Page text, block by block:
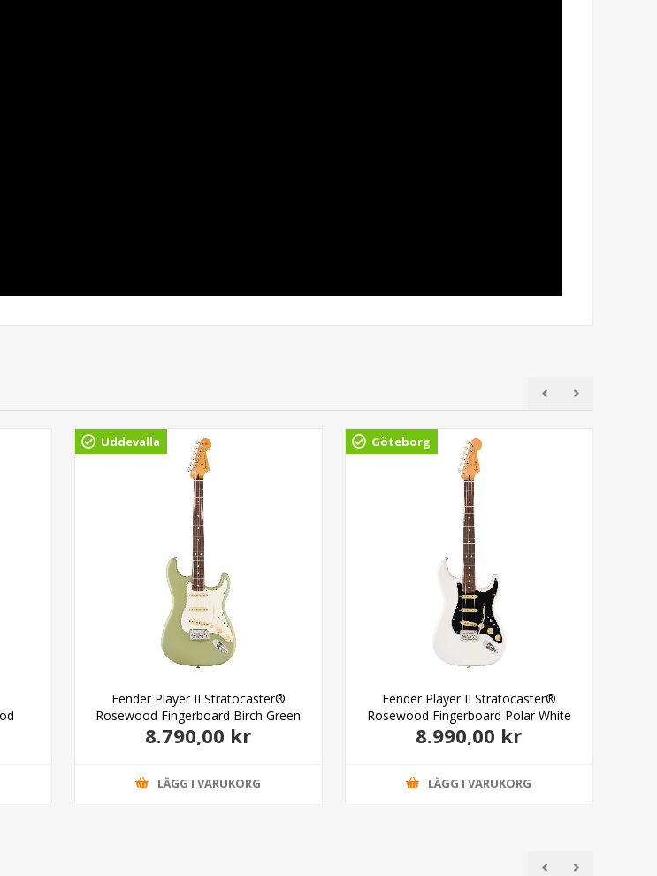
Uddevalla
Fender Player II Stratocaster®
Rosewood Fingerboard Birch Green
8.790,00 kr
LÄGG I VARUKORG
Göteborg
Fender Player II Stratocaster®
Rosewood Fingerboard Polar White
8.990,00 kr
LÄGG I VARUKORG